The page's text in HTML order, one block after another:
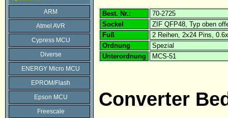
ARM
Atmel AVR
Cypress MCU
Diverse
ENERGY Micro MCU
EPROM/Flash
Epson MCU
Freescale
Best. Nr.:
70-2725
Sockel
ZIF QFP48, Typ oben
Fuß
2 Reihen, 2x24 Pins,
Ordnung
Spezial
Unterordnung
MCS-51
Converter